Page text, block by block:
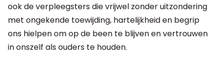
ook de verpleegsters die vrijwel zonder uitzondering
met ongekende toewijding, hartelijkheid en begrip
ons hielpen om op de been te blijven en vertrouwen
in onszelf als ouders te houden.